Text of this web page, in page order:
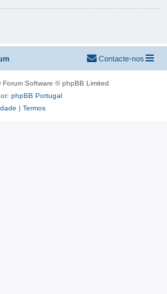
Contacte-nos
Forum Software © phpBB Limited
phpBB Portugal
| Termos